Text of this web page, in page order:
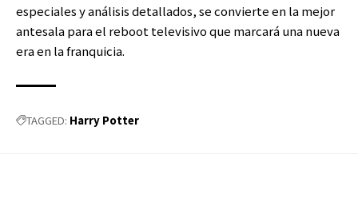
especiales y análisis detallados, se convierte en la mejor
antesala para el reboot televisivo que marcará una nueva
era en la franquicia.
TAGGED: Harry Potter